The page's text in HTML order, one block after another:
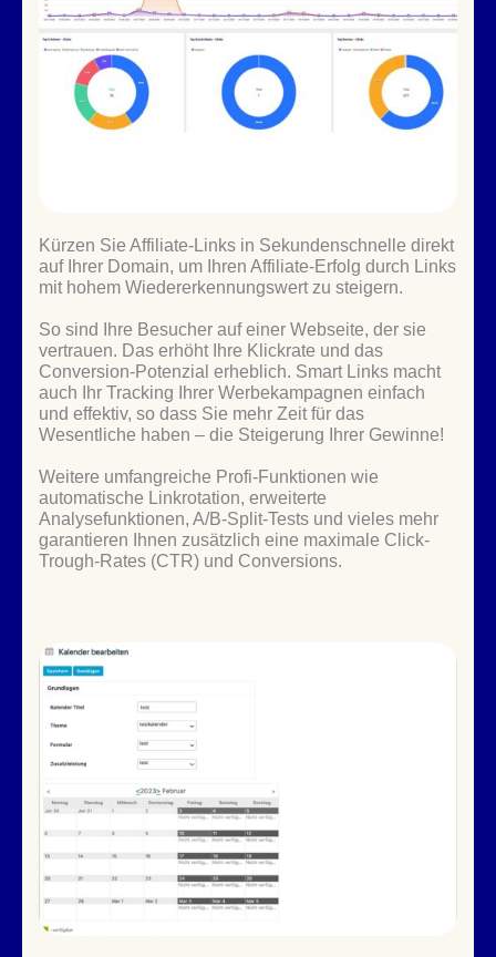
Kürzen Sie Affiliate-Links in Sekundenschnelle direkt
auf Ihrer Domain, um Ihren Affiliate-Erfolg durch Links
mit hohem Wiedererkennungswert zu steigern.
So sind Ihre Besucher auf einer Webseite, der sie
vertrauen. Das erhöht Ihre Klickrate und das
Conversion-Potenzial erheblich. Smart Links macht
auch Ihr Tracking Ihrer Werbekampagnen einfach
und effektiv, so dass Sie mehr Zeit für das
Wesentliche haben – die Steigerung Ihrer Gewinne!
Weitere umfangreiche Profi-Funktionen wie
automatische Linkrotation, erweiterte
Analysefunktionen, A/B-Split-Tests und vieles mehr
garantieren Ihnen zusätzlich eine maximale Click-
Trough-Rates (CTR) und Conversions.